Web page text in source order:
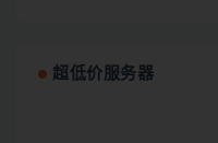
超低价服务器